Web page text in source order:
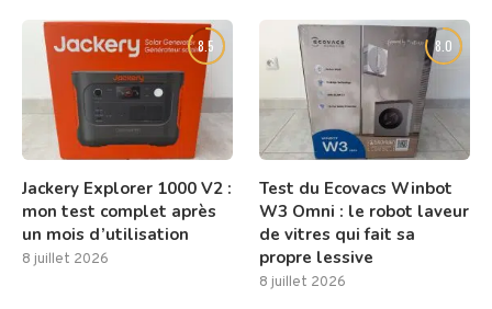
8.5
Jackery Explorer 1000 V2 :
mon test complet après
un mois d’utilisation
8 juillet 2026
8.0
Test du Ecovacs Winbot
W3 Omni : le robot laveur
de vitres qui fait sa
propre lessive
8 juillet 2026